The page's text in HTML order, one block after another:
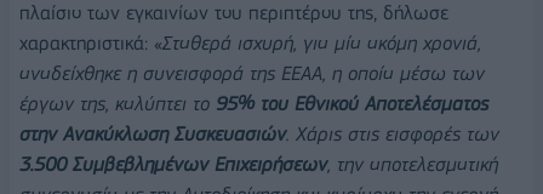
πλαίσιο των εγκαινίων του περιπτέρου της, δήλωσε
χαρακτηριστικά: «Σταθερά ισχυρή, για μία ακόμη χρονιά,
αναδείχθηκε η συνεισφορά της ΕΕΑΑ, η οποία μέσω των
έργων της, καλύπτει το 95% του Εθνικού Αποτελέσματος
στην Ανακύκλωση Συσκευασιών. Χάρις στις εισφορές των
3.500 Συμβεβλημένων Επιχειρήσεων, την αποτελεσματική